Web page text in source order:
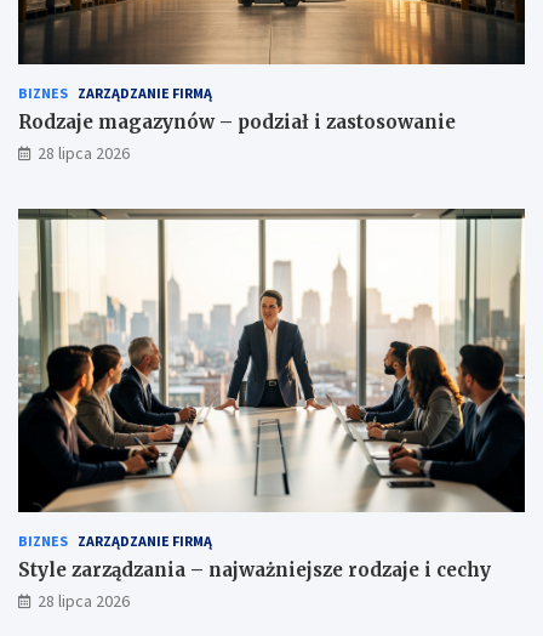
BIZNES ZARZĄDZANIE FIRMĄ
Rodzaje magazynów – podział i zastosowanie
28 lipca 2026
BIZNES ZARZĄDZANIE FIRMĄ
Style zarządzania – najważniejsze rodzaje i cechy
28 lipca 2026